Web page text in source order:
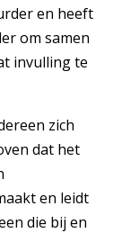
en heeft
om samen
invulling te
zich
dat het
en leidt
die bij en